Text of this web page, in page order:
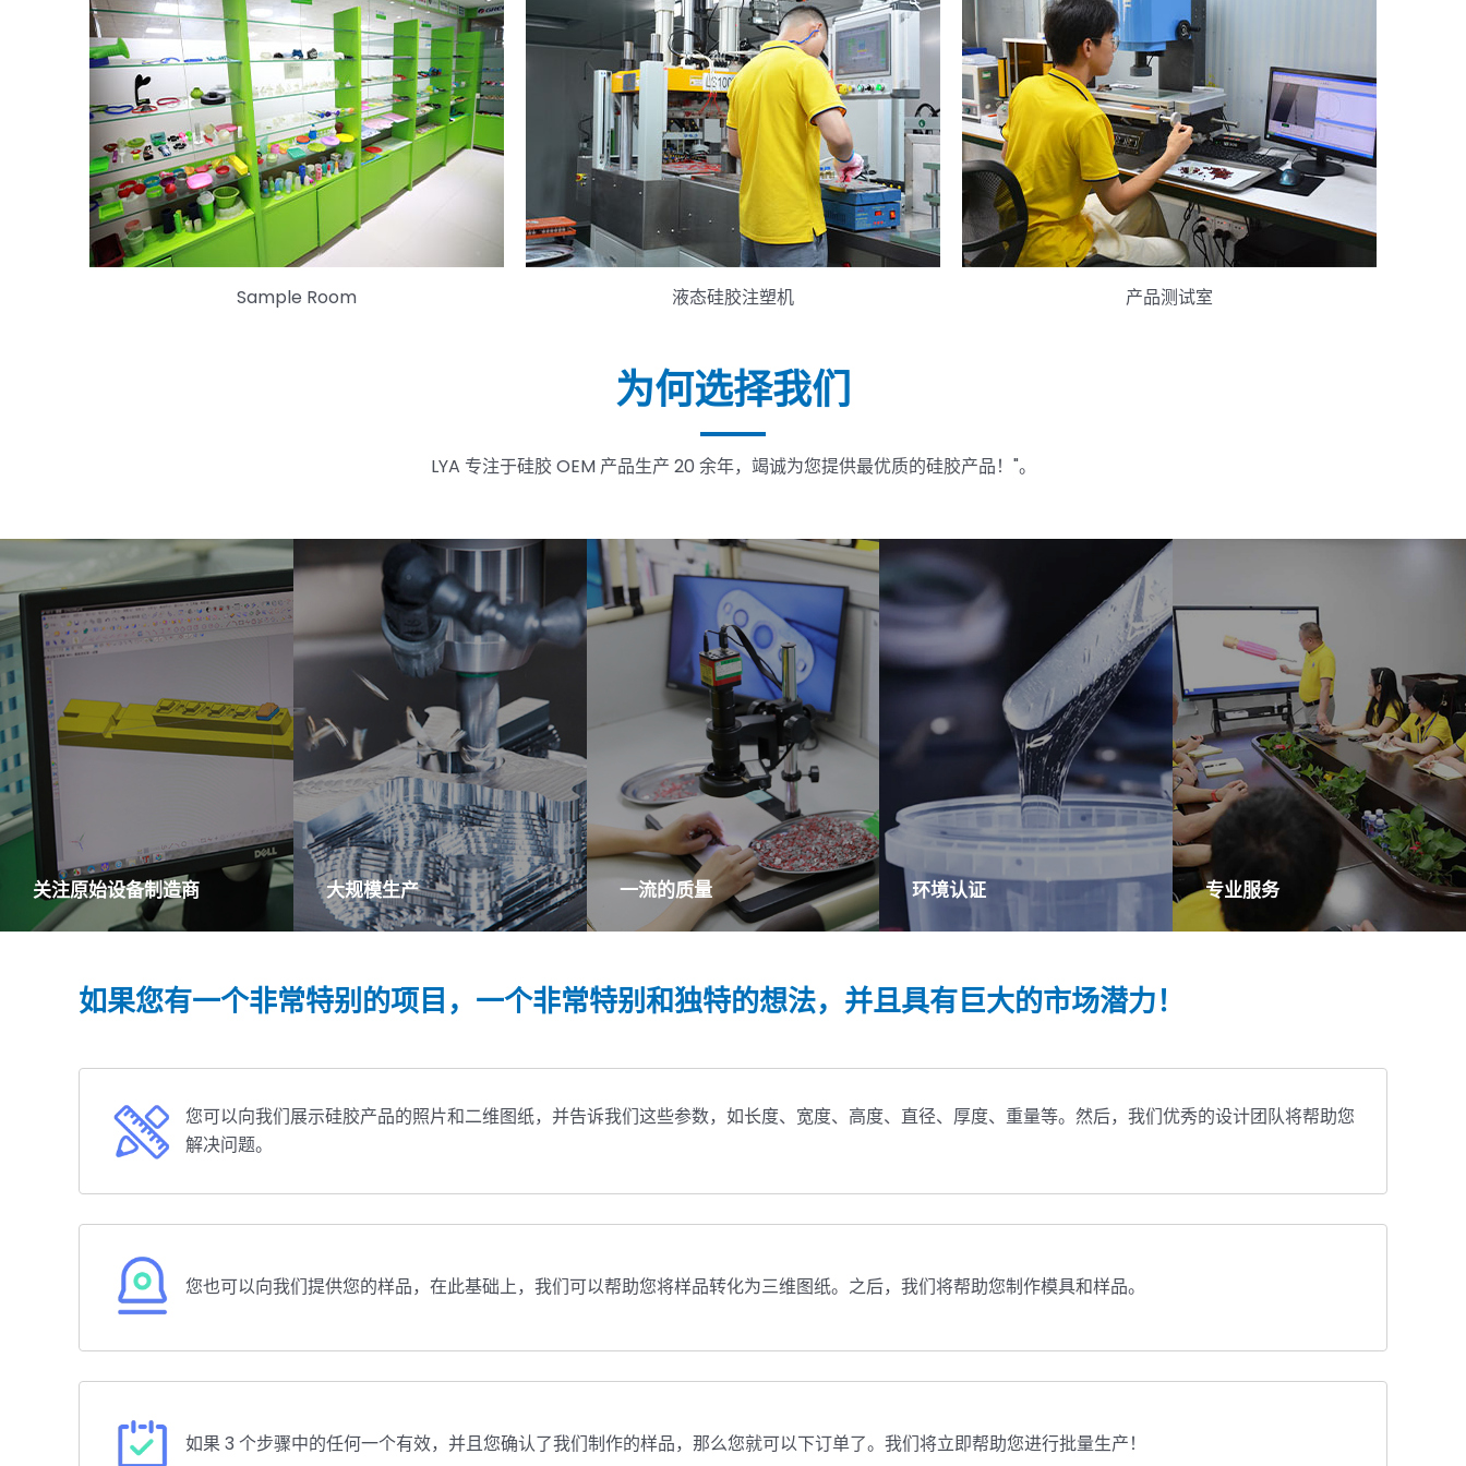
Sample Room 液态硅胶注塑机 产品测试室
为何选择我们
LYA 专注于硅胶 OEM 产品生产 20 余年，竭诚为您提供最优质的硅胶产品！"。
关注原始设备制造商
您只需提供样品，我们将为您提
产品测试到物流配送的一站式服
大规模生产
LYA 拥有模具室、成品制造工
遥领先。
一流的质量
涟雅采用 "日本企业管理体系"，
检测中心、产品检测中心，确保
产品合格率达到 98%。
环境认证
100% 天然硅胶原料，所有产品均
专业服务
20 年专注于外贸 OEM 服务，拥
如果您有一个非常特别的项目，一个非常特别和独特的想法，并且具有巨大的市场潜力！
您可以向我们展示硅胶产品的照片和二维图纸，并告诉我们这些参数，如长度、宽度、高度、直径、厚度、重量等。然后，我们优秀的设计团队将帮助您
解决问题。
您也可以向我们提供您的样品，在此基础上，我们可以帮助您将样品转化为三维图纸。之后，我们将帮助您制作模具和样品。
如果 3 个步骤中的任何一个有效，并且您确认了我们制作的样品，那么您就可以下订单了。我们将立即帮助您进行批量生产！